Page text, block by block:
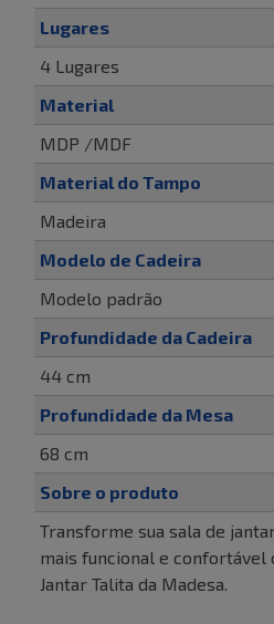
Lugares
4 Lugares
Material
MDP /MDF
Material do Tampo
Madeira
Modelo de Cadeira
Modelo padrão
Profundidade da Cadeira
44 cm
Profundidade da Mesa
68 cm
Sobre o produto
Transforme sua sala de
mais funcional e confortável
Jantar Talita da Madesa.